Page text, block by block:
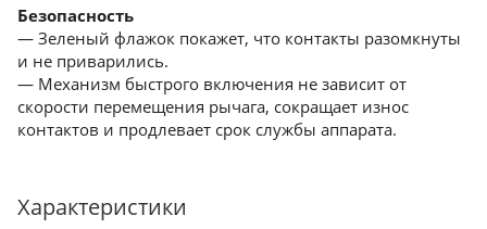
Безопасность
— Зеленый флажок покажет, что контакты разомкнуты
и не приварились.
— Механизм быстрого включения не зависит от
скорости перемещения рычага, сокращает износ
контактов и продлевает срок службы аппарата.
Характеристики